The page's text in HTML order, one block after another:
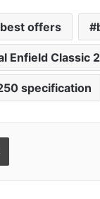
best offers
Enfield Classic
specification
Print